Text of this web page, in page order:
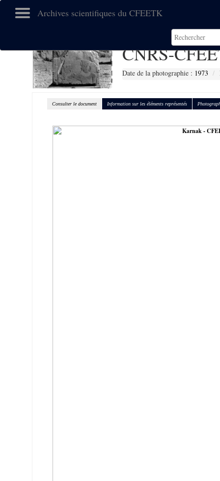
Archives scientifiques du CFEETK
CNRS-
Date de la photographie : 1973
Consulter le document Information sur les éléments représentés